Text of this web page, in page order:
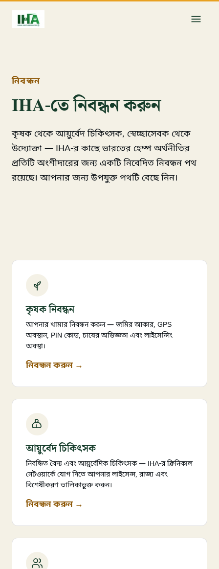
নিবন্ধন
IHA-তে নিবন্ধন করুন
কৃষক থেকে আয়ুর্বেদ চিকিৎসক, স্বেচ্ছাসেবক থেকে
উদ্যোক্তা — IHA-র কাছে ভারতের হেম্প অর্থনীতির
প্রতিটি অংশীদারের জন্য একটি নিবেদিত নিবন্ধন পথ
রয়েছে। আপনার জন্য উপযুক্ত পথটি বেছে নিন।
কৃষক নিবন্ধন
আপনার খামার নিবন্ধন করুন — জমির আকার, GPS
অবস্থান, PIN কোড, চাষের অভিজ্ঞতা এবং লাইসেন্সিং
অবস্থা।
নিবন্ধন করুন →
আয়ুর্বেদ চিকিৎসক
নিবন্ধিত বৈদ্য এবং আয়ুর্বেদিক চিকিৎসক — IHA-র ক্লিনিকাল
নেটওয়ার্কে যোগ দিতে আপনার লাইসেন্স, রাজ্য এবং
বিশেষীকরণ তালিকাভুক্ত করুন।
নিবন্ধন করুন →